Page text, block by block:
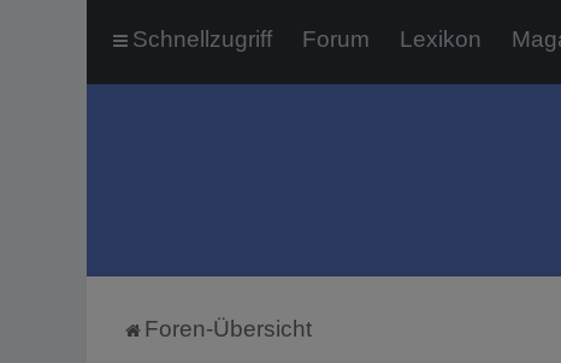
Schnellzugriff Forum Lexikon
Foren-Übersicht